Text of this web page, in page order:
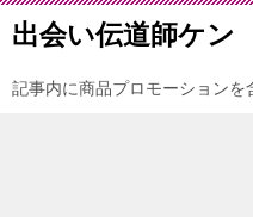
出会い伝道師ケン
記事内に商品プロモーションを